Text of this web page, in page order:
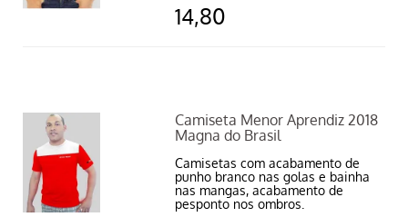
14,80
Camiseta Menor Aprendiz 2018
Magna do Brasil
Camisetas com acabamento de
punho branco nas golas e bainha
nas mangas, acabamento de
pesponto nos ombros.